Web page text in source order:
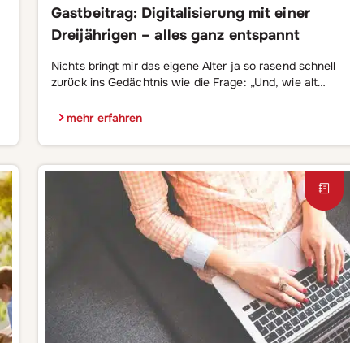
Gastbeitrag: Digitalisierung mit einer
Dreijährigen – alles ganz entspannt
Nichts bringt mir das eigene Alter ja so rasend schnell
zurück ins Gedächtnis wie die Frage: „Und, wie alt
hast?“ Ok, Butter bei die Fische: Wir schrieben das Jahr
Möglichkeiten und mein erstes iPhone fiel mir eher
zufällig […]
mehr erfahren